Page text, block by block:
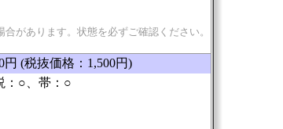
があります。状態を必ずご確認ください。
円 (税抜価格：1,500円)
：○、帯：○